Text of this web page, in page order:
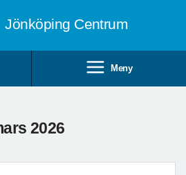
Jönköping Centrum
Meny
2026